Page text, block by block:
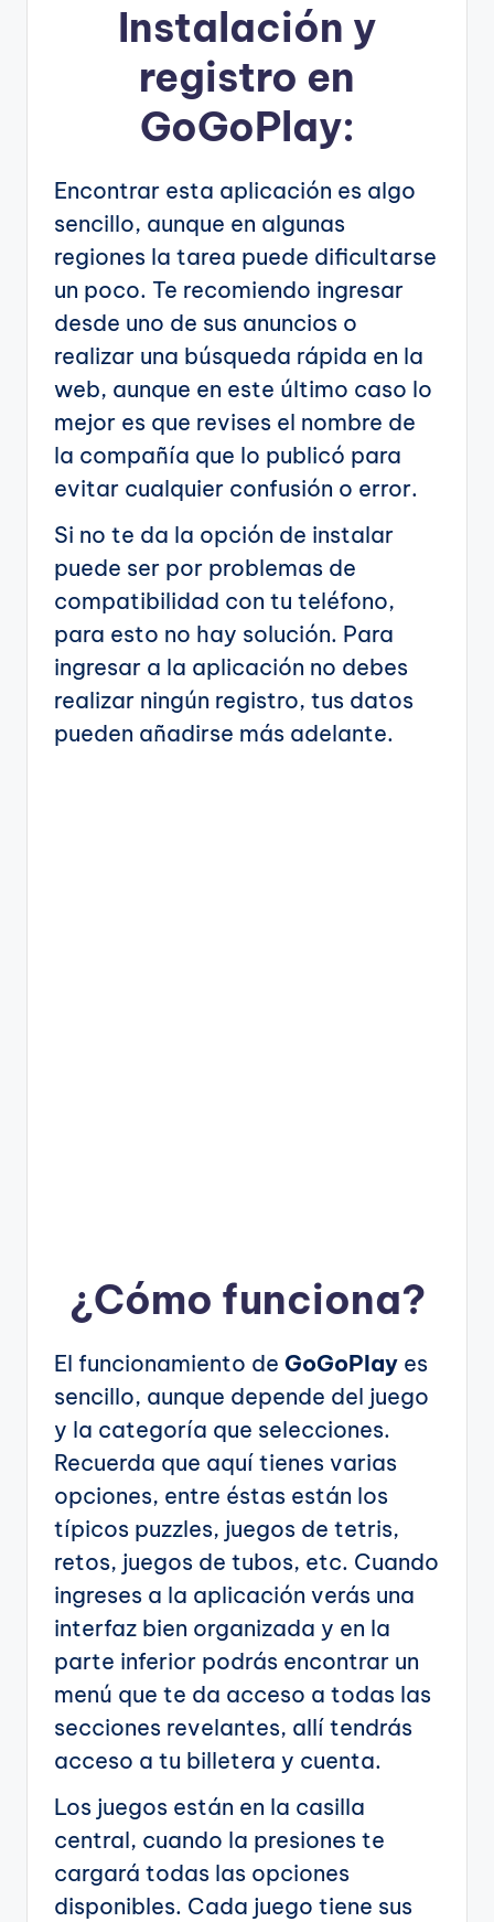
Instalación y
registro en
GoGoPlay:
Encontrar esta aplicación es algo
sencillo, aunque en algunas
regiones la tarea puede dificultarse
un poco. Te recomiendo ingresar
desde uno de sus anuncios o
realizar una búsqueda rápida en la
web, aunque en este último caso lo
mejor es que revises el nombre de
la compañía que lo publicó para
evitar cualquier confusión o error.
Si no te da la opción de instalar
puede ser por problemas de
compatibilidad con tu teléfono,
para esto no hay solución. Para
ingresar a la aplicación no debes
realizar ningún registro, tus datos
pueden añadirse más adelante.
¿Cómo funciona?
El funcionamiento de GoGoPlay es
sencillo, aunque depende del juego
y la categoría que selecciones.
Recuerda que aquí tienes varias
opciones, entre éstas están los
típicos puzzles, juegos de tetris,
retos, juegos de tubos, etc. Cuando
ingreses a la aplicación verás una
interfaz bien organizada y en la
parte inferior podrás encontrar un
menú que te da acceso a todas las
secciones revelantes, allí tendrás
acceso a tu billetera y cuenta.
Los juegos están en la casilla
central, cuando la presiones te
cargará todas las opciones
disponibles. Cada juego tiene sus